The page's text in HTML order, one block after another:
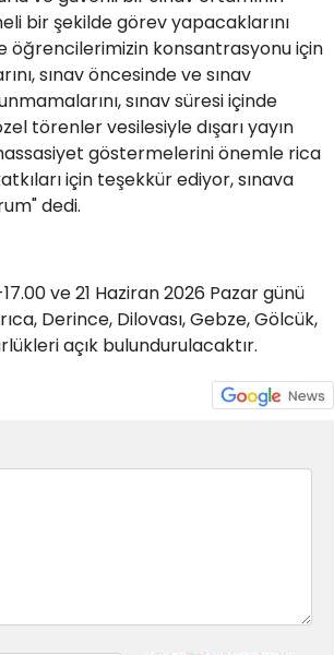
bir şekilde görev yapacaklarını
öğrencilerimizin konsantrasyonu için
sınav öncesinde ve sınav
sınav süresi içinde
törenler vesilesiyle dışarı yayın
göstermelerini önemle rica
için teşekkür ediyor, sınava
dedi.
ve 21 Haziran 2026 Pazar günü
Derince, Dilovası, Gebze, Gölcük,
açık bulundurulacaktır.